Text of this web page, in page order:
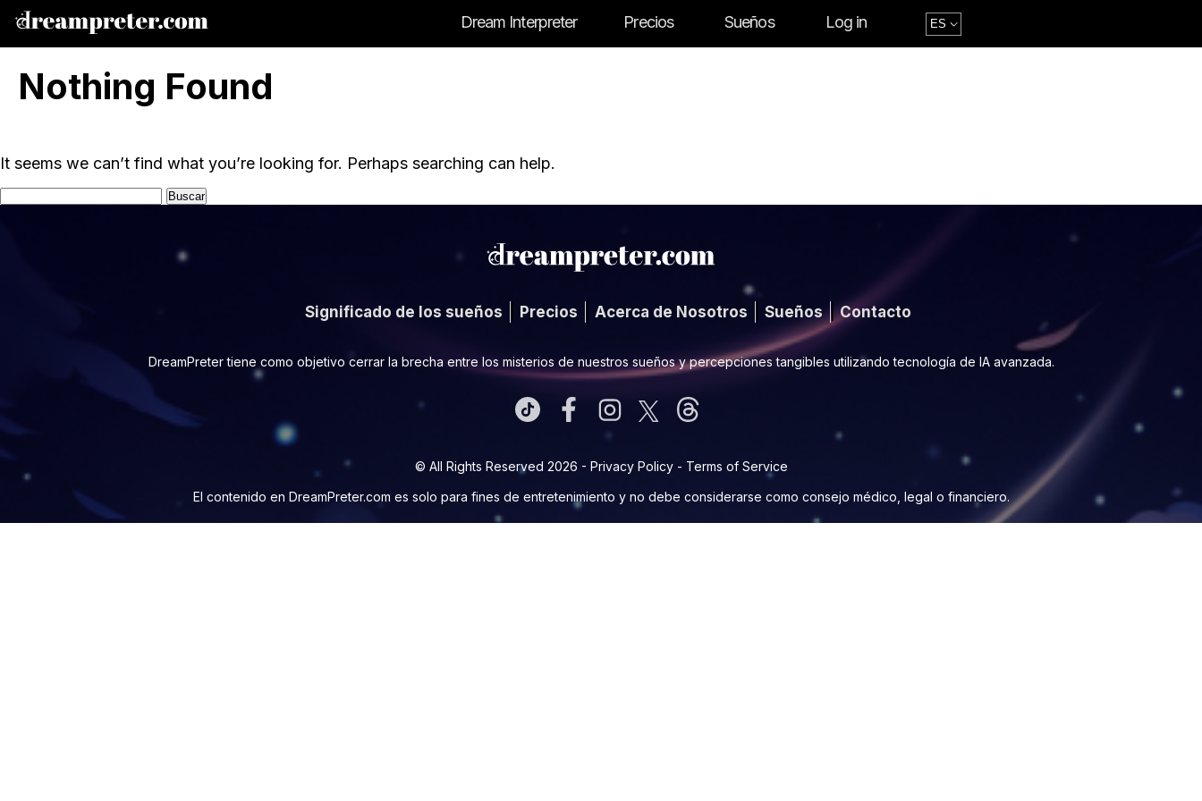
Dream Interpreter Precios Sueños Log in
Nothing Found
It seems we can’t find what you’re looking for. Perhaps searching can help.
Buscar:
Significado de los sueños Precios Acerca de Nosotros Sueños Contacto
DreamPreter tiene como objetivo cerrar la brecha entre los misterios de nuestros sueños y percepciones tangibles utilizando tecnología de IA avanzada.
© All Rights Reserved 2026 - Privacy Policy- Terms of Service
El contenido en DreamPreter.com es solo para fines de entretenimiento y no debe considerarse como consejo médico, legal o financiero.